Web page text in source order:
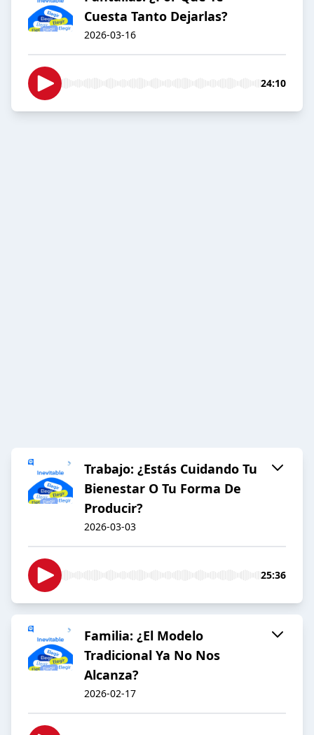
Cuesta Tanto Dejarlas?
2026-03-16
24:10
Trabajo: ¿Estás Cuidando Tu
Bienestar O Tu Forma De
Producir?
2026-03-03
25:36
Familia: ¿El Modelo
Tradicional Ya No Nos
Alcanza?
2026-02-17